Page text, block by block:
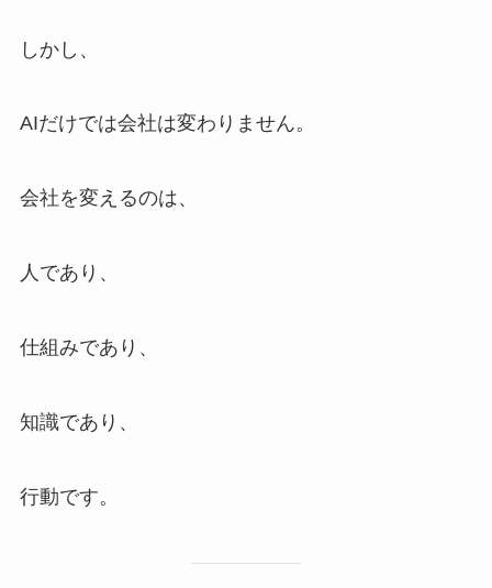
しかし、
AIだけでは会社は変わりません。
会社を変えるのは、
人であり、
仕組みであり、
知識であり、
行動です。